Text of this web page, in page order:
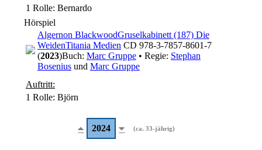
1 Rolle: Bernardo
Hörspiel
Algernon BlackwoodGruselkabinett (187) Die
WeidenTitania Medien CD 978-3-7857-8601-7
(2023)Buch: Marc Gruppe• Regie: Stephan
Boseniusund Marc Gruppe
Auftritt:
1 Rolle: Björn
2024 (ca. 33-jährig)